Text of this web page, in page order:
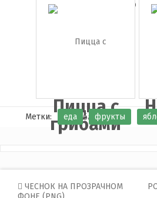
(картош...
Пицца с
грибами
Метки: еда фрукты
Post
ЧЕСНОК НА ПРОЗРАЧНОМ